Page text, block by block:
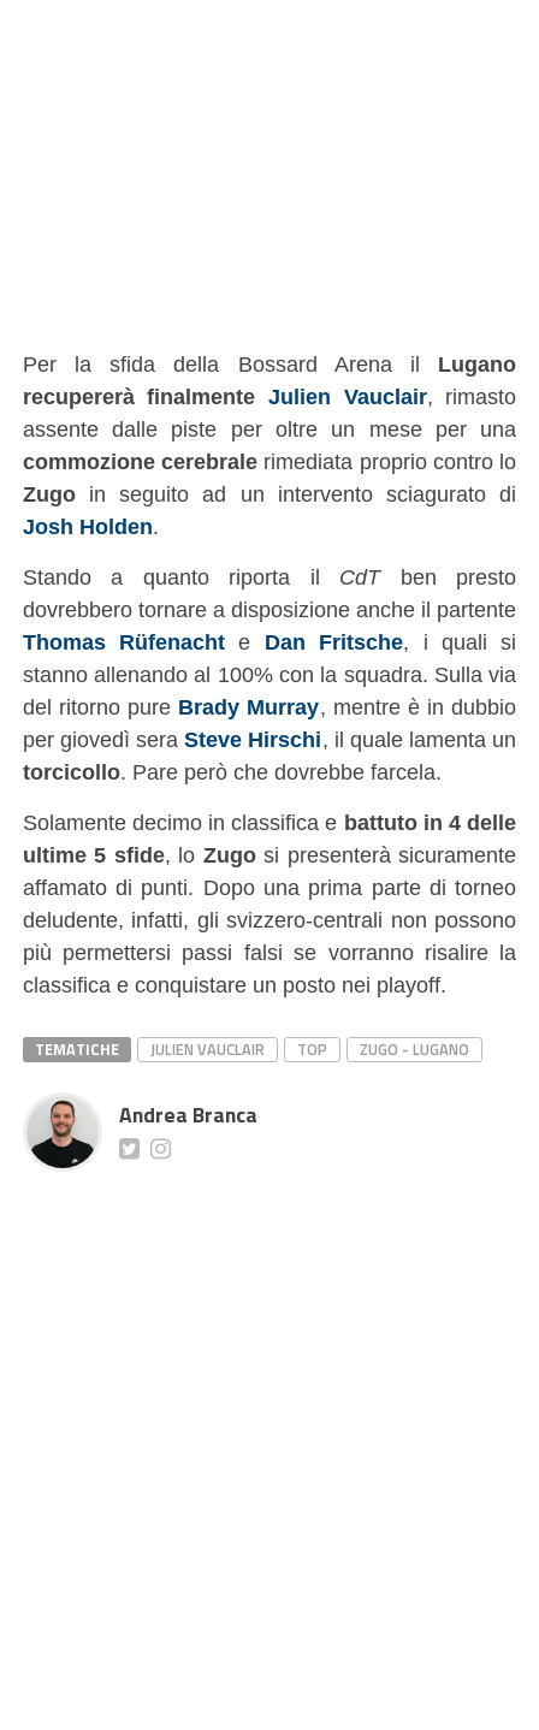
Per la sfida della Bossard Arena il Lugano
recupererà finalmente Julien Vauclair, rimasto
assente dalle piste per oltre un mese per una
commozione cerebrale rimediata proprio contro lo
Zugoin seguito ad un intervento sciagurato di
Josh Holden.
Stando a quanto riporta il CdTben presto
dovrebbero tornare a disposizione anche il partente
Thomas Rüfenacht e Dan Fritsche, i quali si
stanno allenando al 100% con la squadra. Sulla via
del ritorno pure Brady Murray, mentre è in dubbio
per giovedì seraSteve Hirschi, il quale lamenta un
torcicollo. Pare però che dovrebbe farcela.
Solamente decimo in classifica e battuto in 4 delle
ultime 5 sfide, lo Zugosi presenterà sicuramente
affamato di punti. Dopo una prima parte di torneo
deludente, infatti, gli svizzero-centrali non possono
più permettersi passi falsi se vorranno risalire la
classifica e conquistare un posto nei playoff.
TEMATICHE JULIEN VAUCLAIR TOP ZUGO - LUGANO
Andrea Branca